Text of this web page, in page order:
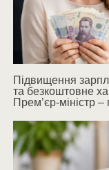
Підвищення
та безкоштовне
Прем’єр-міністр –